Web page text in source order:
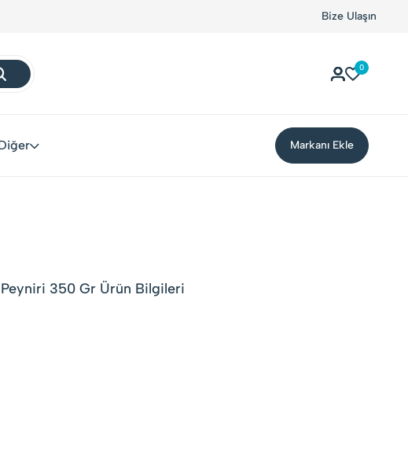
Bize Ulaşın
0
Markanı Ekle
Peyniri 350 Gr Ürün Bilgileri